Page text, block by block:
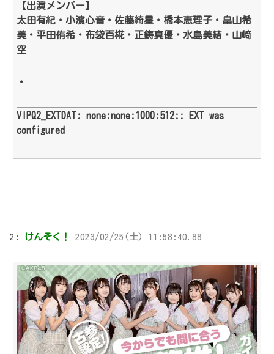
【出演メンバー】
太田有紀・小濱心音・佐藤綺星・橋本恵理子・畠山希
美・平田侑希・布袋百椛・正鋳真優・水島美結・山﨑
空
・
VIPQ2_EXTDAT: none:none:1000:512:: EXT was
configured
2: けんそく！ 2023/02/25(土) 11:58:40.88